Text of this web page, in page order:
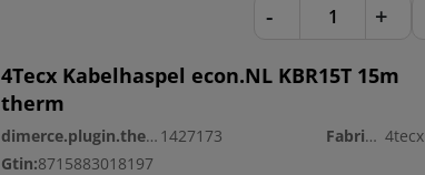
- +
4Tecx Kabelhaspel econ.NL KBR15T 15m
therm
dimerce.plugin.theme.productnr: 1427173 Fabrikant: 4tecx
Gtin:8715883018197